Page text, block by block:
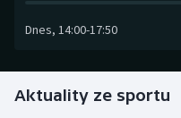
Gymnastika
Dnes, 14:00-17:50
Aktuality ze sportu